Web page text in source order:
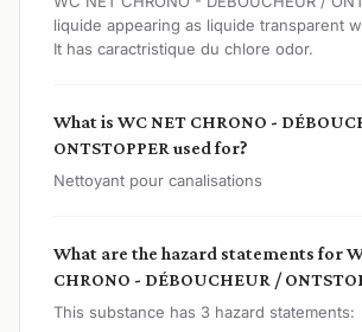
liquide appearing as liquide transparent
It has caractristique du chlore odor.
What is WC NET CHRONO -
ONTSTOPPER used for?
Nettoyant pour canalisations
What are the hazard statements for
CHRONO - DÉBOUCHEUR /
This substance has 3 hazard statements: